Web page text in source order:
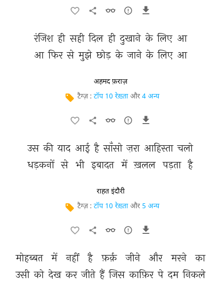
रंजिश ही सही दिल ही दुखाने के लिए आ
आ फिर से मुझे छोड़ के जाने के लिए आ
अहमद फ़राज़
टैग्ज़ : टॉप 10 रेख़्ता और 4 अन्य
उस की याद आई है साँसो ज़रा आहिस्ता चलो
धड़कनों से भी इबादत में ख़लल पड़ता है
राहत इंदौरी
टैग्ज़ : टॉप 10 रेख़्ता और 5 अन्य
मोहब्बत में नहीं है फ़र्क़ जीने और मरने
का
उसी को देख कर जीते हैं जिस काफ़िर पे दम निकले